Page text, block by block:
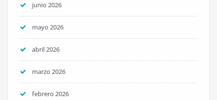
junio 2026
mayo 2026
abril 2026
marzo 2026
febrero 2026